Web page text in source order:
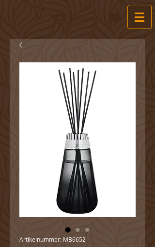
Artikelnummer: MB6652